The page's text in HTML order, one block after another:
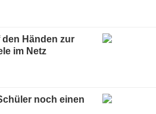
den Händen zur
im Netz
noch einen